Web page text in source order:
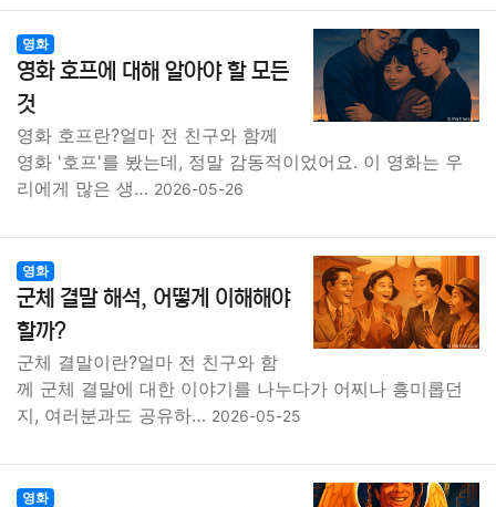
영화
영화 호프에 대해 알아야 할 모든
것
영화 호프란?얼마 전 친구와 함께
영화 '호프'를 봤는데, 정말 감동적이었어요. 이 영화는 우
리에게 많은 생… 2026-05-26
영화
군체 결말 해석, 어떻게 이해해야
할까?
군체 결말이란?얼마 전 친구와 함
께 군체 결말에 대한 이야기를 나누다가 어찌나 흥미롭던
지, 여러분과도 공유하… 2026-05-25
영화